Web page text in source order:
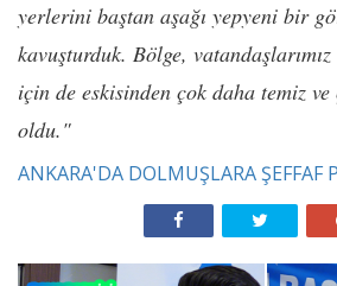
yerlerini baştan aşağı yepyeni bir
kavuşturduk. Bölge,
için de eskisinden çok daha temiz
oldu."
ANKARA'DA DOLMUŞLARA ŞEFFAF